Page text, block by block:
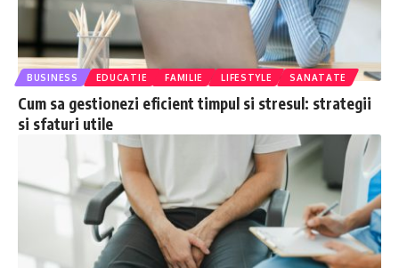
BUSINESS EDUCATIE FAMILIE LIFESTYLE SANATATE
Cum sa gestionezi eficient timpul si stresul: strategii
si sfaturi utile